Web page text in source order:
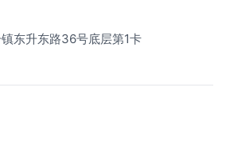
东升东路36号底层第1卡